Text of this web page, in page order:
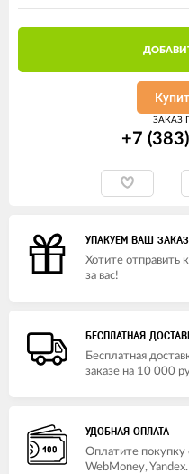
ЗАКАЗ
+7
УПАКУЕМ ВАШ
Хотите отправить
за вас!
БЕСПЛАТНАЯ
Бесплатная
заказе на 10 000
УДОБНАЯ ОПЛАТА
Оплатите
WebMoney,